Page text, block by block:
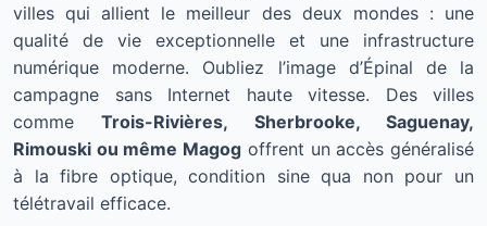
villes qui allient le meilleur des deux mondes : une
qualité de vie exceptionnelle et une infrastructure
numérique moderne. Oubliez l’image d’Épinal de la
campagne sans Internet haute vitesse. Des villes
commeTrois-Rivières, Sherbrooke, Saguenay,
Rimouski ou même Magog offrent un accès généralisé
à la fibre optique, condition sine qua non pour un
télétravail efficace.